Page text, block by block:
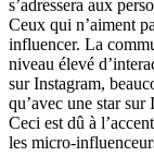
s’adressera aux
Ceux qui n’aiment
influencer. La
niveau élevé
sur Instagram,
qu’avec une star
Ceci est dû à
les micro-